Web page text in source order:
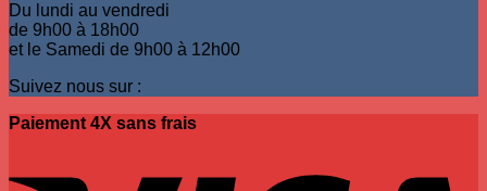
Du lundi au vendredi
de 9h00 à 18h00
et le Samedi de 9h00 à 12h00
Suivez nous sur :
Paiement 4X sans frais